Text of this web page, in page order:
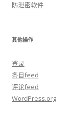
防泄密软件
其他操作
登录
条目feed
评论feed
WordPress.org